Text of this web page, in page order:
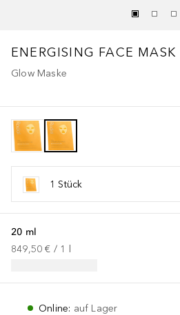
ENERGISING FACE MASK
Glow Maske
1 Stück
20 ml
849,50 € / 1
Online: auf Lager